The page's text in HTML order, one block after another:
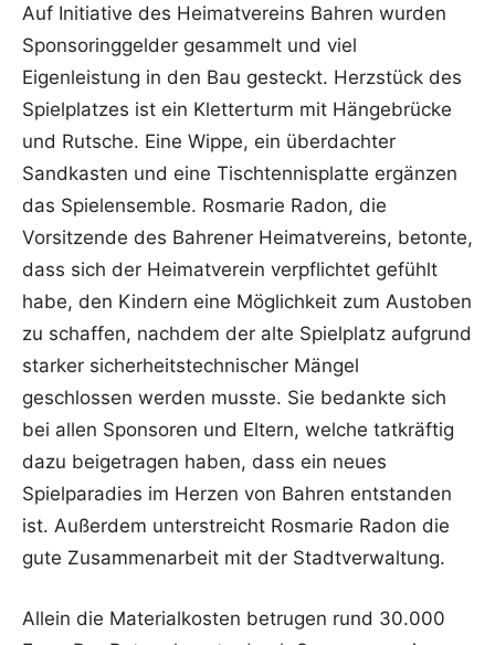
Auf Initiative des Heimatvereins Bahren wurden
Sponsoringgelder gesammelt und viel
Eigenleistung in den Bau gesteckt. Herzstück des
Spielplatzes ist ein Kletterturm mit Hängebrücke
und Rutsche. Eine Wippe, ein überdachter
Sandkasten und eine Tischtennisplatte ergänzen
das Spielensemble. Rosmarie Radon, die
Vorsitzende des Bahrener Heimatvereins, betonte,
dass sich der Heimatverein verpflichtet gefühlt
habe, den Kindern eine Möglichkeit zum Austoben
zu schaffen, nachdem der alte Spielplatz aufgrund
starker sicherheitstechnischer Mängel
geschlossen werden musste. Sie bedankte sich
bei allen Sponsoren und Eltern, welche tatkräftig
dazu beigetragen haben, dass ein neues
Spielparadies im Herzen von Bahren entstanden
ist. Außerdem unterstreicht Rosmarie Radon die
gute Zusammenarbeit mit der Stadtverwaltung.
Allein die Materialkosten betrugen rund 30.000